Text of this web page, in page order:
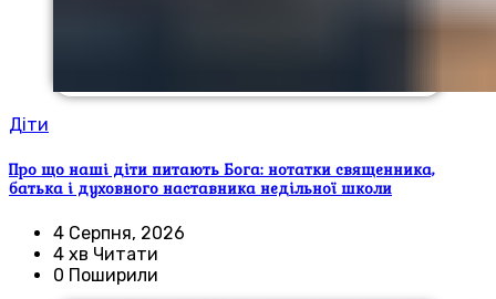
Діти
Про що наші діти питають Бога: нотатки священника,
батька і духовного наставника недільної школи
4 Серпня, 2026
4 хв Читати
0 Поширили